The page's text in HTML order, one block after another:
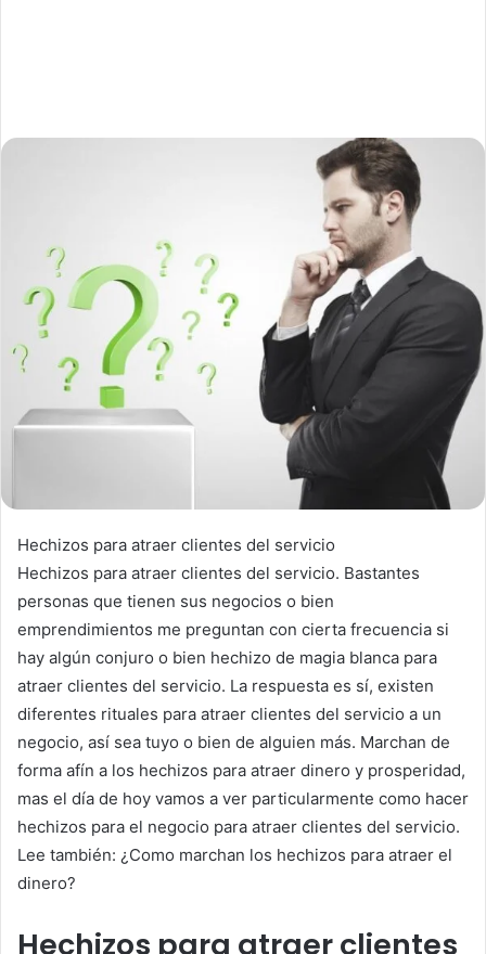
Hechizos para atraer clientes del servicio
Hechizos para atraer clientes del servicio. Bastantes
personas que tienen sus negocios o bien
emprendimientos me preguntan con cierta frecuencia si
hay algún conjuro o bien hechizo de magia blanca para
atraer clientes del servicio. La respuesta es sí, existen
diferentes rituales para atraer clientes del servicio a un
negocio, así sea tuyo o bien de alguien más. Marchan de
forma afín a los hechizos para atraer dinero y prosperidad,
mas el día de hoy vamos a ver particularmente como hacer
hechizos para el negocio para atraer clientes del servicio.
Lee también: ¿Como marchan los hechizos para atraer el
dinero?
Hechizos para atraer clientes